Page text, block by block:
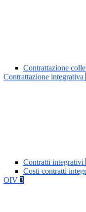
Contrattazione
Contrattazione integrativa
Contratti integrativi
Costi contratti
OIV 3